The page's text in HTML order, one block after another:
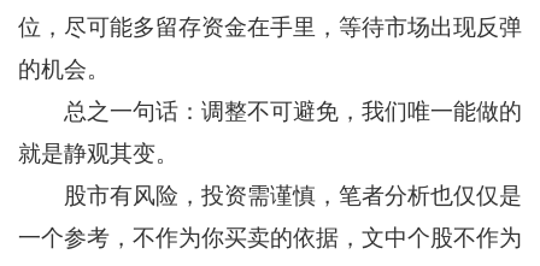
位，尽可能多留存资金在手里，等待市场出现反弹
的机会。
总之一句话：调整不可避免，我们唯一能做的
就是静观其变。
股市有风险，投资需谨慎，笔者分析也仅仅是
一个参考，不作为你买卖的依据，文中个股不作为